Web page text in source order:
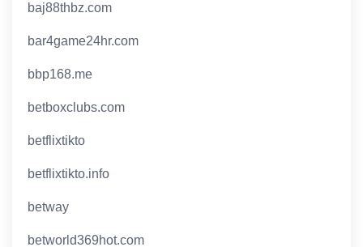
baj88thbz.com
bar4game24hr.com
bbp168.me
betboxclubs.com
betflixtikto
betflixtikto.info
betway
betworld369hot.com